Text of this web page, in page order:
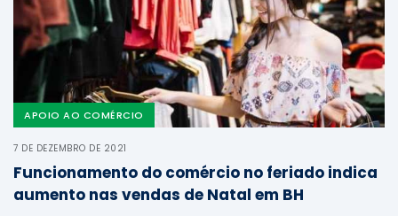
APOIO AO COMÉRCIO
7 DE DEZEMBRO DE 2021
Funcionamento do comércio no feriado indica
aumento nas vendas de Natal em BH